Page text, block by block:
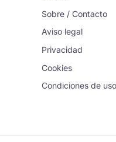
Sobre / Contacto
Aviso legal
Privacidad
Cookies
Condiciones de uso